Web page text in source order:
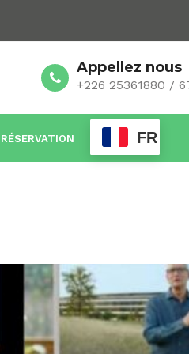
Appellez nous
+226 25361880 /
RÉSERVATION FR